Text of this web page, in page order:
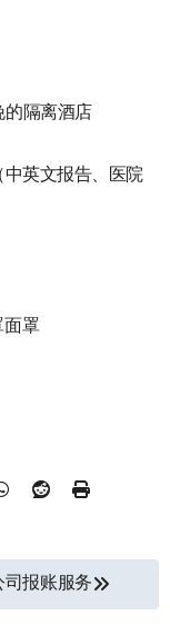
的隔离酒店
中英文报告、医院
面罩
司报账服务